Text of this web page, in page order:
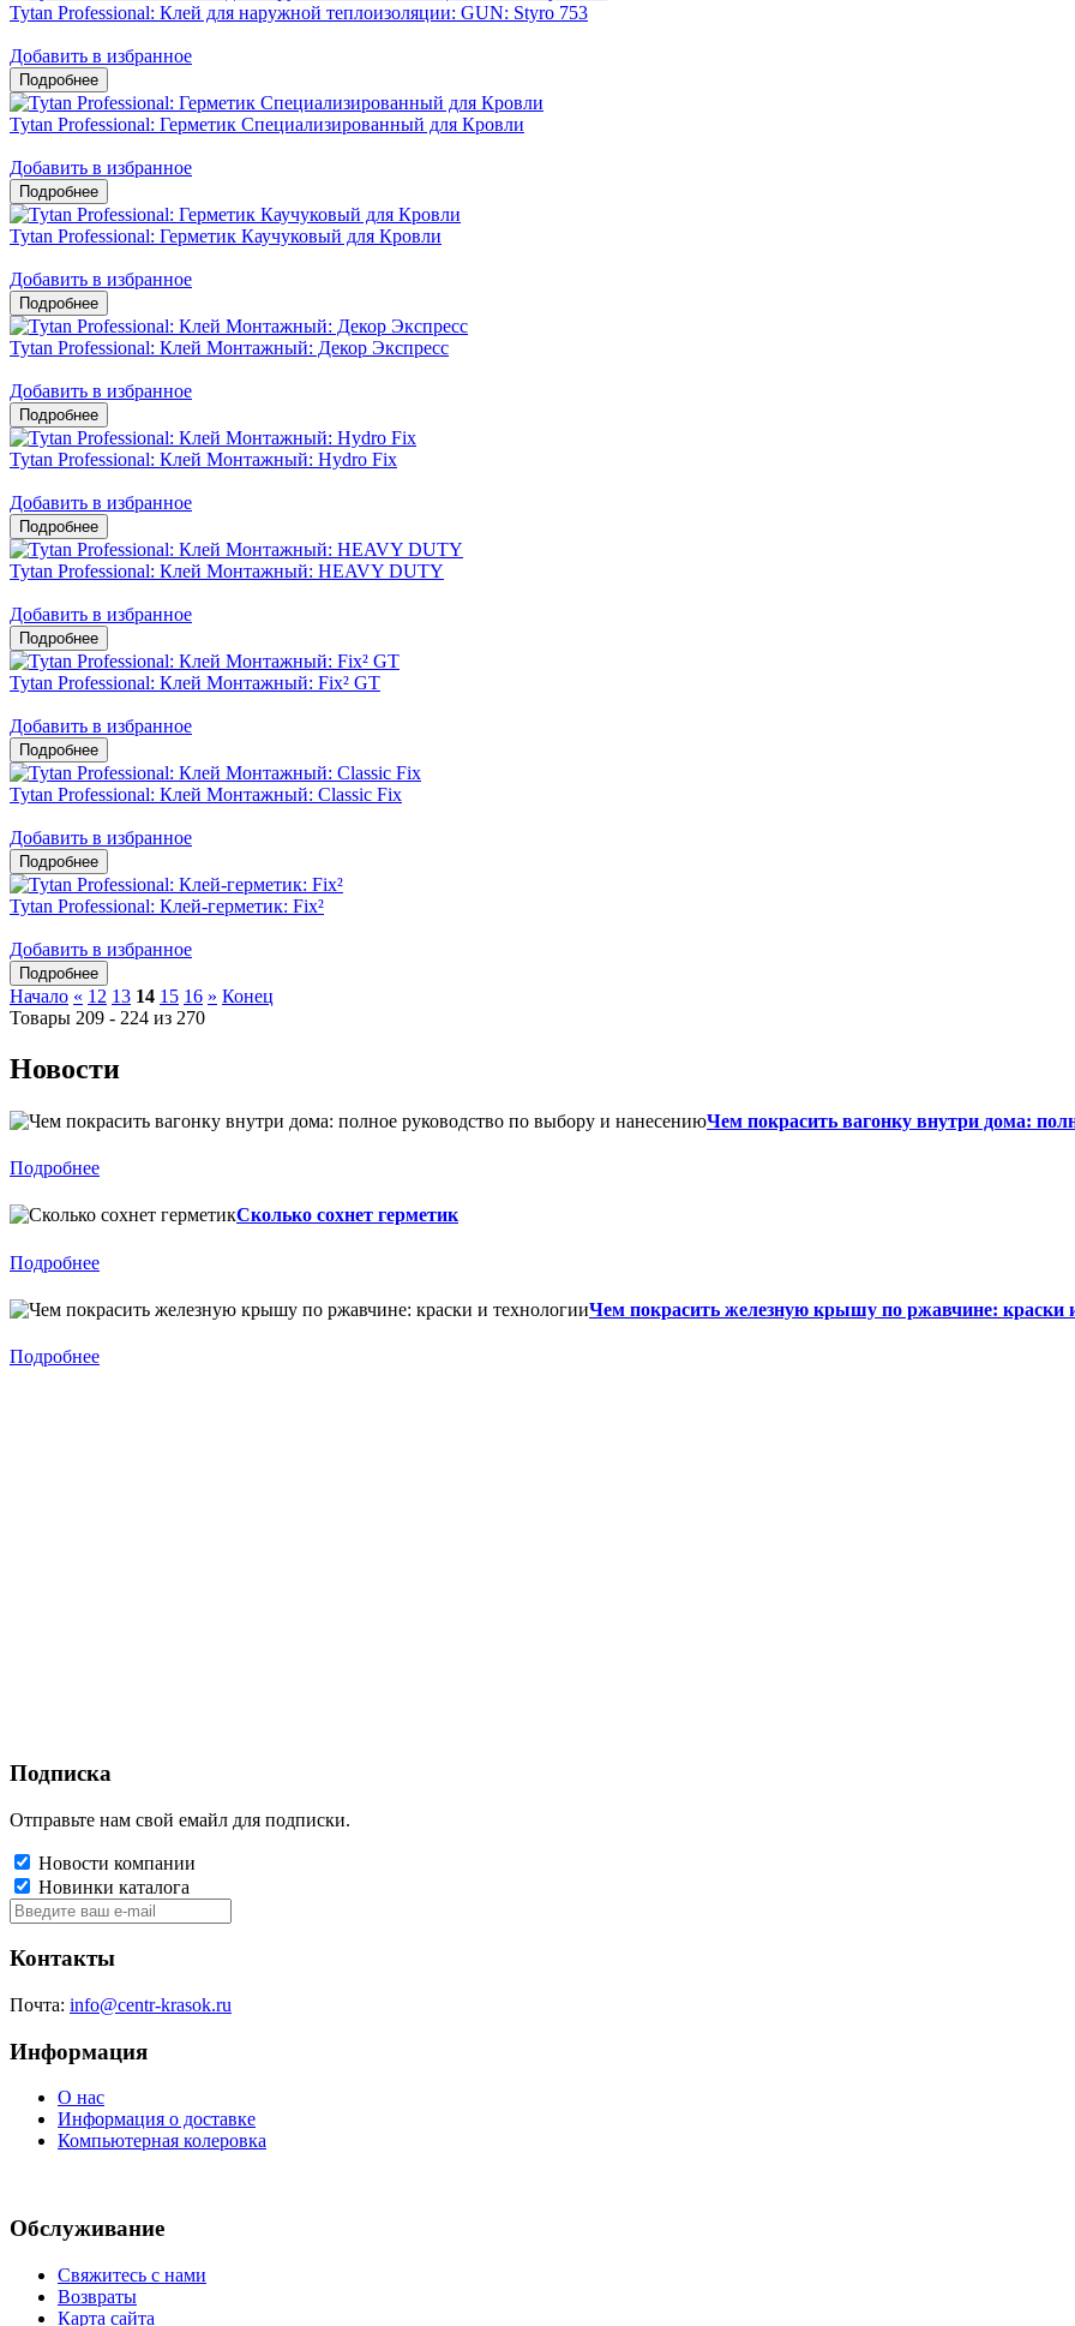
Tytan Professional: Клей для наружной теплоизоляции: GUN: Styro 753
Добавить в избранное
Tytan Professional: Герметик Специализированный для Кровли
Добавить в избранное
Tytan Professional: Герметик Каучуковый для Кровли
Добавить в избранное
Tytan Professional: Клей Монтажный: Декор Экспресс
Добавить в избранное
Tytan Professional: Клей Монтажный: Hydro Fix
Добавить в избранное
Tytan Professional: Клей Монтажный: HEAVY DUTY
Добавить в избранное
Tytan Professional: Клей Монтажный: Fix² GT
Добавить в избранное
Tytan Professional: Клей Монтажный: Classic Fix
Добавить в избранное
Tytan Professional: Клей-герметик: Fix²
Добавить в избранное
Начало « 12 13 14 15 16 » Конец
Товары 209 - 224 из 270
Новости
Чем покрасить вагонку внутри дома:
Подробнее
Сколько сохнет герметик
Подробнее
Чем покрасить железную крышу по ржавчине: краски
Подробнее
Подписка
Отправьте нам свой емайл для подписки.
Новости компании
Новинки каталога
Контакты
Почта: info@centr-krasok.ru
Информация
О нас
Информация о доставке
Компьютерная колеровка
Обслуживание
Свяжитесь с нами
Возвраты
Карта сайта